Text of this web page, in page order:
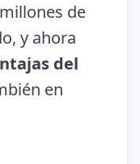
de
y ahora
del
en